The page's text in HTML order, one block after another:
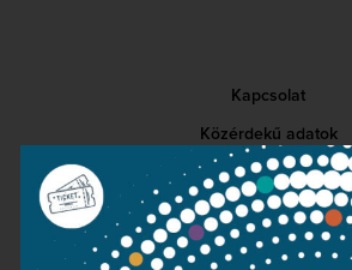
Kapcsolat
Közérdekű adatok
Sajtószoba
Adatvédelem
Impresszum